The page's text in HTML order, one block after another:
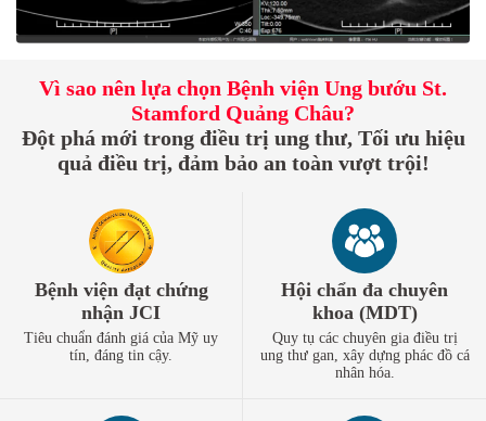
Vì sao nên lựa chọn Bệnh viện Ung bướu St.
Stamford Quảng Châu?
Đột phá mới trong điều trị ung thư, Tối ưu hiệu
quả điều trị, đảm bảo an toàn vượt trội!
Bệnh viện đạt chứng
nhận JCI
Tiêu chuẩn đánh giá của Mỹ uy
tín, đáng tin cậy.
Hội chẩn đa chuyên
khoa (MDT)
Quy tụ các chuyên gia điều trị
ung thư gan, xây dựng phác đồ cá
nhân hóa.